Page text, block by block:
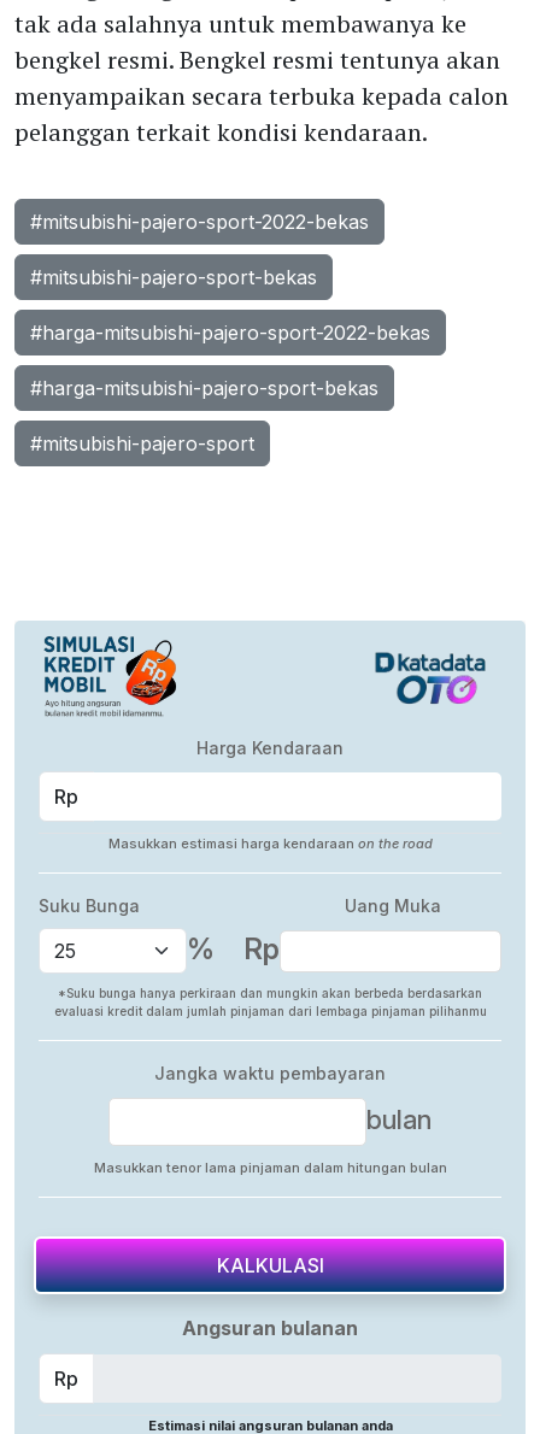
tak ada salahnya untuk membawanya ke
bengkel resmi. Bengkel resmi tentunya akan
menyampaikan secara terbuka kepada calon
pelanggan terkait kondisi kendaraan.
#mitsubishi-pajero-sport-2022-bekas
#mitsubishi-pajero-sport-bekas
#harga-mitsubishi-pajero-sport-2022-bekas
#harga-mitsubishi-pajero-sport-bekas
#mitsubishi-pajero-sport